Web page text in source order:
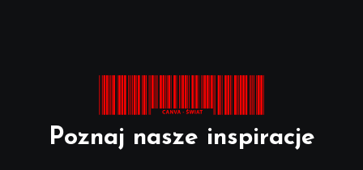
Poznaj nasze inspiracje